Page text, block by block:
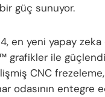
güç sunuyor.
en yeni yapay
grafikler ile
CNC
odasının entegre